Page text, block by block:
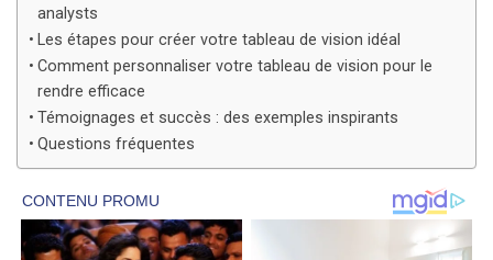
analysts
Les étapes pour créer votre tableau de vision idéal
Comment personnaliser votre tableau de vision pour le
rendre efficace
Témoignages et succès : des exemples inspirants
Questions fréquentes